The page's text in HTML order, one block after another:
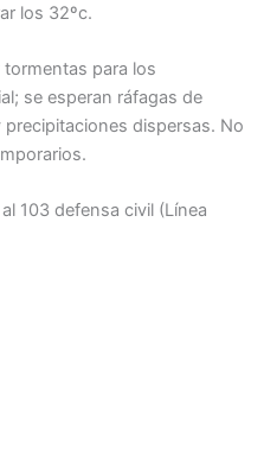
los 32ºc.
para los
se esperan ráfagas de
dispersas. No
103 defensa civil (Línea